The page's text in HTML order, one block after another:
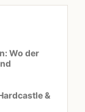
Wo der
&